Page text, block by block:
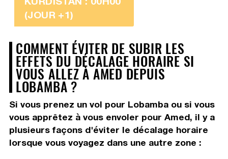
(JOUR +1)
COMMENT ÉVITER DE SUBIR LES
EFFETS DU DÉCALAGE HORAIRE SI
VOUS ALLEZ À AMED DEPUIS
LOBAMBA ?
Si vous prenez un vol pour Lobamba ou si vous
vous apprêtez à vous envoler pour Amed, il y a
plusieurs façons d'éviter le décalage horaire
lorsque vous voyagez dans une autre zone :